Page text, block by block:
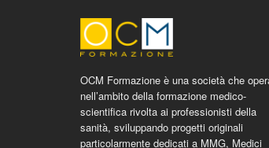
OCM Formazione è una società che
nell’ambito della formazione medico-
scientifica rivolta ai professionisti della
sanità, sviluppando progetti originali
particolarmente dedicati a MMG, Medici